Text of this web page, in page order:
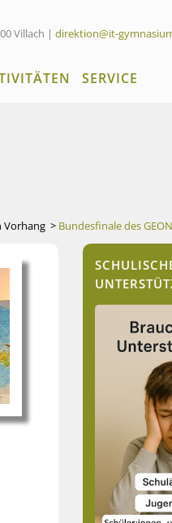
Villach | direktion@it-
SERVICE
Vorhang > Bundesfinale des